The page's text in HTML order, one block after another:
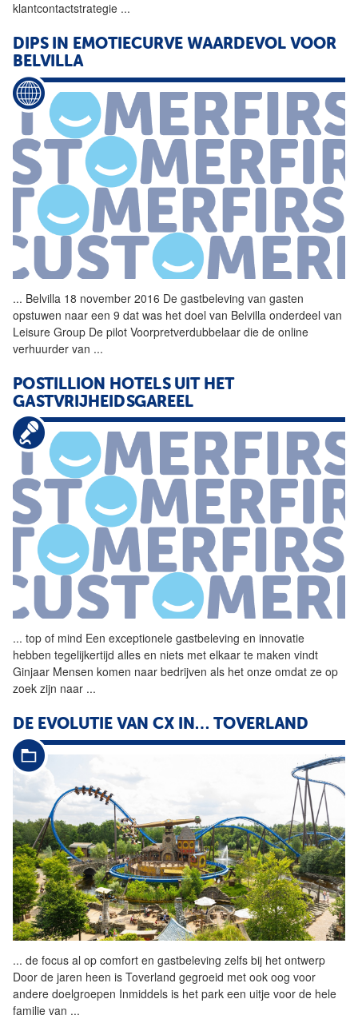
klantcontactstrategie ...
DIPS IN EMOTIECURVE WAARDEVOL VOOR
BELVILLA
... Belvilla 18 november 2016 De gastbeleving van gasten
opstuwen naar een 9 dat was het doel van Belvilla onderdeel van
Leisure Group De pilot Voorpretverdubbelaar die de online
verhuurder van ...
POSTILLION HOTELS UIT HET
GASTVRIJHEIDSGAREEL
... top of mind Een exceptionele gastbeleving en innovatie
hebben tegelijkertijd alles en niets met elkaar te maken vindt
Ginjaar Mensen komen naar bedrijven als het onze omdat ze op
zoek zijn naar ...
DE EVOLUTIE VAN CX IN… TOVERLAND
... de focus al op comfort en gastbeleving zelfs bij het ontwerp
Door de jaren heen is Toverland gegroeid met ook oog voor
andere doelgroepen Inmiddels is het park een uitje voor de hele
familie van ...